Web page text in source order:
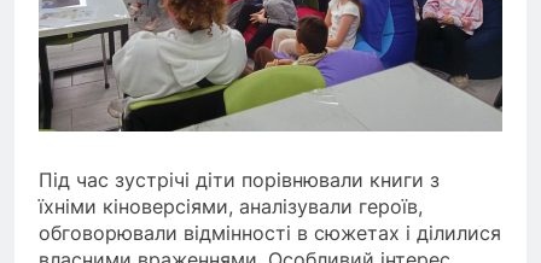
Під час зустрічі діти порівнювали книги з
їхніми кіноверсіями, аналізували героїв,
обговорювали відмінності в сюжетах і ділилися